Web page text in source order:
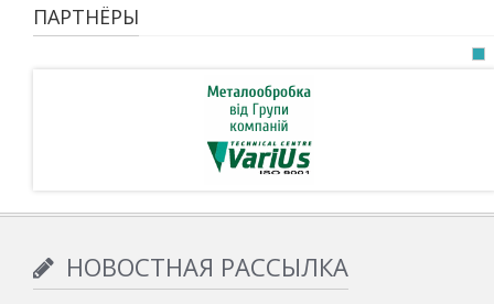
ПАРТНЁРЫ
НОВОСТНАЯ РАССЫЛКА